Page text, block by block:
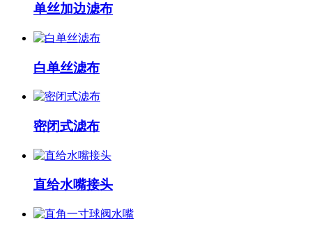
单丝加边滤布
白单丝滤布
密闭式滤布
直给水嘴接头